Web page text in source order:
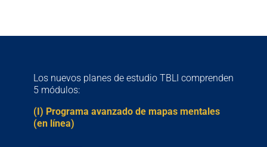
Los nuevos planes de estudio TBLI comprenden
5 módulos:
(I) Programa avanzado de mapas mentales
(en línea)